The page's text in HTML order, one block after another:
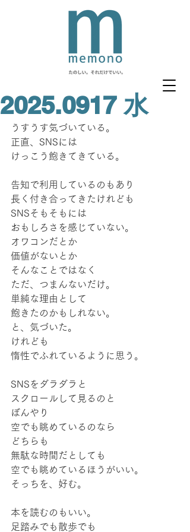
2025.0917 水
うすうす気づいている。
正直、SNSには
けっこう飽きてきている。
告知で利用しているのもあり
長く付き合ってきたけれども
SNSそもそもには
おもしろさを感じていない。
オワコンだとか
価値がないとか
そんなことではなく
ただ、つまんないだけ。
単純な理由として
飽きたのかもしれない。
と、気づいた。
けれども
惰性でふれているように思う。
SNSをダラダラと
スクロールして見るのと
ぼんやり
空でも眺めているのなら
どちらも
無駄な時間だとしても
空でも眺めているほうがいい。
そっちを、好む。
本を読むのもいい。
足踏みでも散歩でも